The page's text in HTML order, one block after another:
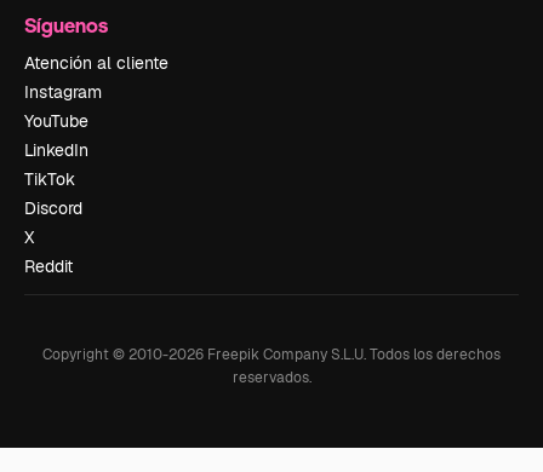
Síguenos
Atención al cliente
Instagram
YouTube
LinkedIn
TikTok
Discord
X
Reddit
Copyright © 2010-2026 Freepik Company S.L.U.Todos los derechos
reservados.